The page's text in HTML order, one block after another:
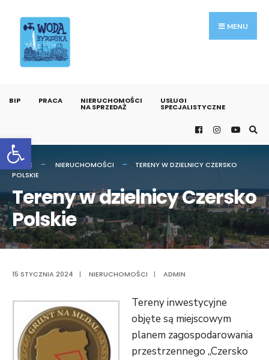
Otwórz pasek narzędzi
MENU
BIP PRACA NIERUCHOMOŚCI
NA SPRZEDAŻ
USŁUGI
SPECJALISTYCZNE
HOME NIERUCHOMOŚCI
TERENY W DZIELNICY CZERSKO
POLSKIE
Tereny w dzielnicy Czersko
Polskie
15 STYCZNIA 2024 | NIERUCHOMOŚCI | ADMIN
Tereny inwestycyjne
objęte są miejscowym
planem zagospodarowania
przestrzennego „Czersko